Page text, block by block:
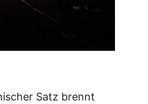
Satz brennt